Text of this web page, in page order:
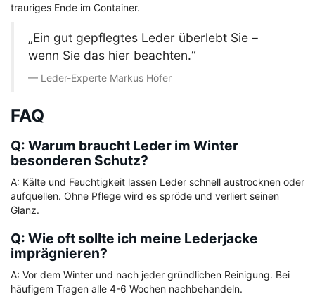
trauriges Ende im Container.
„Ein gut gepflegtes Leder überlebt Sie –
wenn Sie das hier beachten.“
Leder-Experte Markus Höfer
FAQ
Q: Warum braucht Leder im Winter
besonderen Schutz?
A: Kälte und Feuchtigkeit lassen Leder schnell austrocknen oder
aufquellen. Ohne Pflege wird es spröde und verliert seinen
Glanz.
Q: Wie oft sollte ich meine Lederjacke
imprägnieren?
A: Vor dem Winter und nach jeder gründlichen Reinigung. Bei
häufigem Tragen alle 4-6 Wochen nachbehandeln.